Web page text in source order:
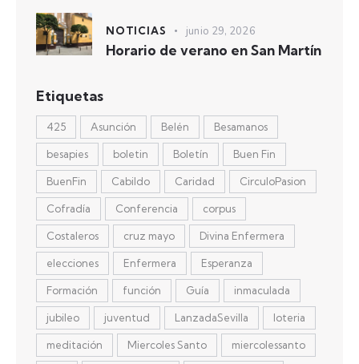
NOTICIAS junio 29, 2026
Horario de verano en San Martín
Etiquetas
425 Asunción Belén Besamanos
besapies boletin Boletín Buen Fin
BuenFin Cabildo Caridad CirculoPasion
Cofradía Conferencia corpus
Costaleros cruz mayo Divina Enfermera
elecciones Enfermera Esperanza
Formación función Guía inmaculada
jubileo juventud LanzadaSevilla loteria
meditación Miercoles Santo miercolessanto